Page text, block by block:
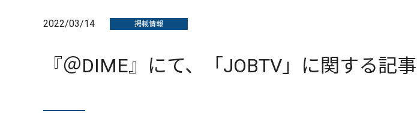
2022/03/14 掲載情報
『＠DIME』にて、「JOBTV」に関する記